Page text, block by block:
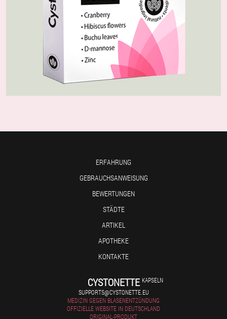
ERFAHRUNG
GEBRAUCHSANWEISUNG
BEWERTUNGEN
STÄDTE
ARTIKEL
APOTHEKE
KONTAKTE
CYSTONETTE KAPSELN
SUPPORTS@CYSTONETTE.EU
MEDIZIN GEGEN BLASENENTZÜNDUNG
OFFIZIELLE WEBSITE IN DEUTSCHLAND
ORIGINAL-PRODUKT